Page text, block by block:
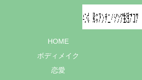
HOME
ボディメイク
恋愛